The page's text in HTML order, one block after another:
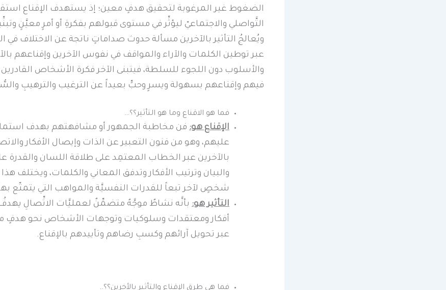
الضغوط غير المرغوبة لتحقيق هدفٍ معين؛ إذ يستهدف الإقناع
التَّواصلي والاجتماعيّ ليؤثِّر في مستوى قبولهم بفكرةِ أو أمرٍ معيَّنٍ
ويُعالجُ التأثير بالآخرين مسألة حدوث صداماتٍ ناتجة عن الاختلاف في
عبر توطين الكلمات والآراء والمواقف في نفوس الآخرين وإقناعهم
والأسلوب دون اللجوء للسلطة، فيتبنى الآخر فكرة الأشخاص القادرين
فيهم وإقناعهم بسهولة ويسرٍ وحبٍّ بعيداً عن الترغيب والترهيبِ
فما هو الاقناع وما هو التأثير؟؟…
الإقناع هو: فن مخاطبة الجمهور أو مشافهتهم بهدف
عليهم، وهو من فنون التعبير عن الذات وإيصال الأفكار
بالآخرين عبر الخطاب المعتمِد على طلاقة اللسان والقدرة
والبيان وترتيب الأفكار وتدفق المعاني والكلمات، ويختلف
شخصٍ لآخر تبعاً للقدرات النفسيَّة والمواهب التي يتمتّع
التأثير هو: بأنَّه نشاطٌ موجَّهٌ متضمِّنٌ لعمليَّات الاتِّصالِ يهدفُ
أفكار ومعتقدات وسلوكيات وتوجهات الأشخاص نحو هدفٍ
عبر تحويل آرائهم وكسبِ رضاهم وتأييدهم بالإقناع.
فما هي طرق الإقناع والتأثير بالأخرين؟؟..